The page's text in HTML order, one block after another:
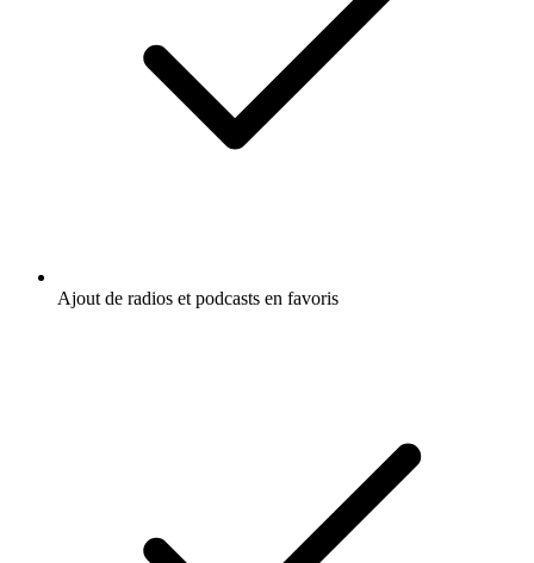
Ajout de radios et podcasts en favoris